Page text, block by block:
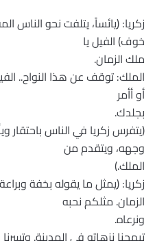
زكريا: (يائساً، يتلفت نحو الناس
خوف) الفيل يا
ملك الزمان.
الملك: توقف عن هذا النواح..
أو أأمر
بجلدك.
(يتفرس زكريا في الناس باحتقار
وجهه، ويتقدم من
الملك.)
زكريا: (يمثل ما يقوله بخفة
الزمان. مثلكم نحبه
ونرعاه.